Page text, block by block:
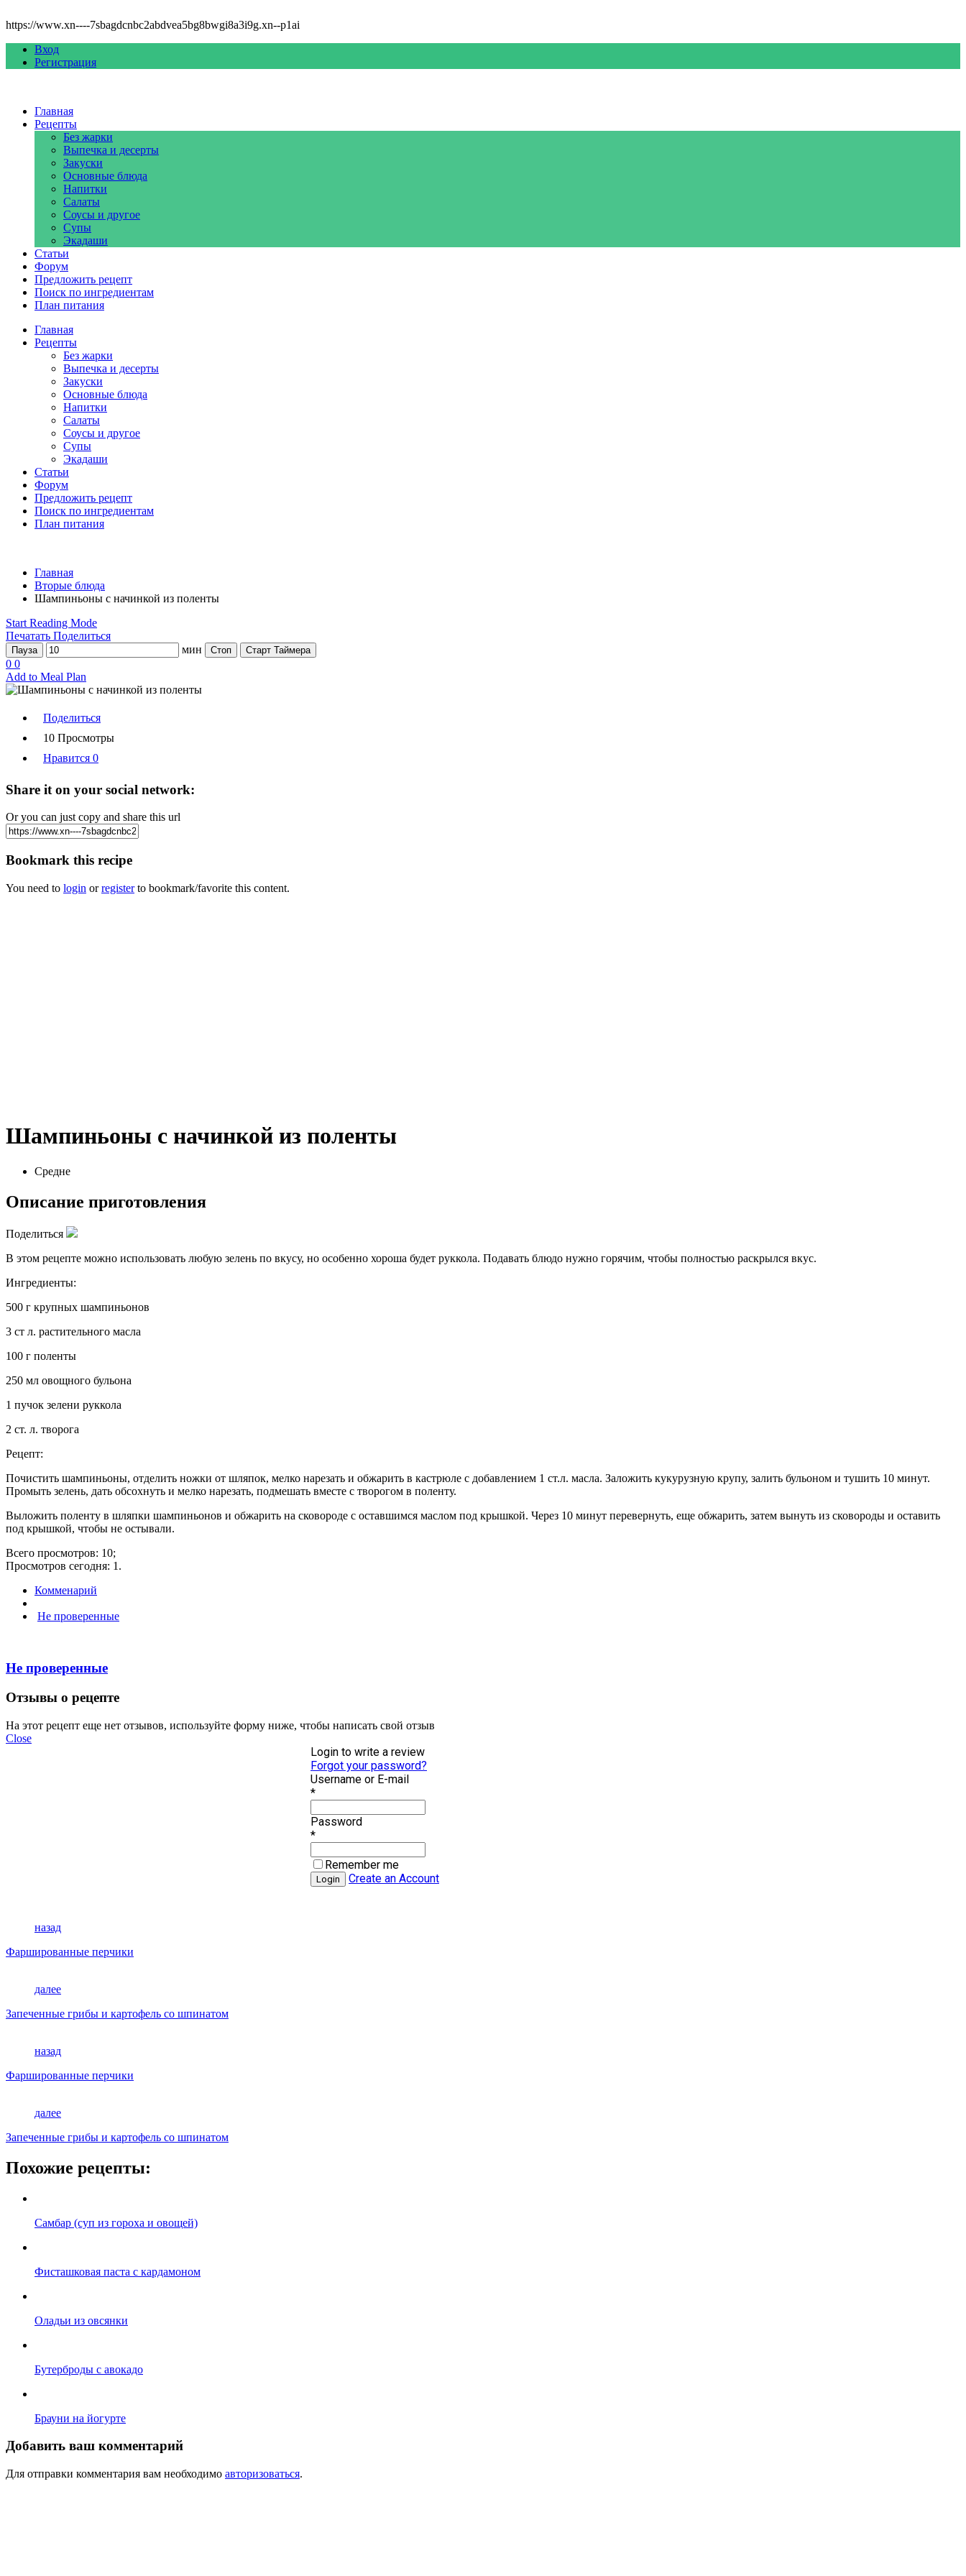
https://www.xn----7sbagdcnbc2abdvea5bg8bwgi8a3i9g.xn--p1ai
Вход
Регистрация
Главная
Рецепты
Без жарки
Выпечка и десерты
Закуски
Основные блюда
Напитки
Салаты
Соусы и другое
Супы
Экадаши
Статьи
Форум
Предложить рецепт
Поиск по ингредиентам
План питания
Главная
Рецепты
Без жарки
Выпечка и десерты
Закуски
Основные блюда
Напитки
Салаты
Соусы и другое
Супы
Экадаши
Статьи
Форум
Предложить рецепт
Поиск по ингредиентам
План питания
Главная
Вторые блюда
Шампиньоны с начинкой из поленты
Start Reading Mode
Печатать Поделиться
Пауза мин Стоп Старт Таймера
0 0
Add to Meal Plan
Поделиться
10 Просмотры
Нравится 0
Share it on your social network:
Or you can just copy and share this url
Bookmark this recipe
You need to login orregisterto bookmark/favorite this content.
Шампиньоны с начинкой из поленты
Средне
Описание приготовления
Поделиться
В этом рецепте можно использовать любую зелень по вкусу, но особенно хороша будет руккола. Подавать блюдо нужно горячим, чтобы полностью раскрылся вкус.
Ингредиенты:
500 г крупных шампиньонов
3 ст л. растительного масла
100 г поленты
250 мл овощного бульона
1 пучок зелени руккола
2 ст. л. творога
Рецепт:
Почистить шампиньоны, отделить ножки от шляпок, мелко нарезать и обжарить в кастрюле с добавлением 1 ст.л. масла. Заложить кукурузную крупу, залить бульоном и тушить 10 минут.
Промыть зелень, дать обсохнуть и мелко нарезать, подмешать вместе с творогом в поленту.
Выложить поленту в шляпки шампиньонов и обжарить на сковороде с оставшимся маслом под крышкой. Через 10 минут перевернуть, еще обжарить, затем вынуть из сковороды и оставить
под крышкой, чтобы не остывали.
Всего просмотров: 10;
Просмотров сегодня: 1.
Комменарий
Не проверенные
Не проверенные
Отзывы о рецепте
На этот рецепт еще нет отзывов, используйте форму ниже, чтобы написать свой отзыв
Close
Login to write a review
Forgot your password?
Username or E-mail
*
Password
*
Remember me
Create an Account
назад
Фаршированные перчики
далее
Запеченные грибы и картофель со шпинатом
назад
Фаршированные перчики
далее
Запеченные грибы и картофель со шпинатом
Похожие рецепты:
Самбар (суп из гороха и овощей)
Фисташковая паста с кардамоном
Оладьи из овсянки
Бутерброды с авокадо
Брауни на йогурте
Добавить ваш комментарий
Для отправки комментария вам необходимо авторизоваться.